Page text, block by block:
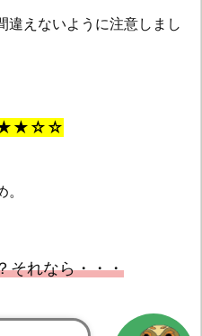
違えないように注意しまし
それなら・・・